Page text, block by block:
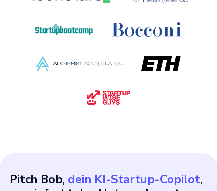
Pitch Bob, dein KI-Startup-Copilot,